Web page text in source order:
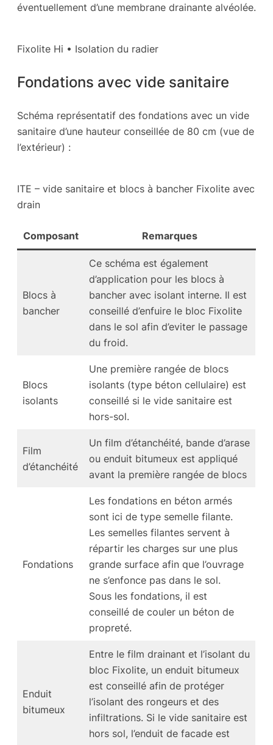
éventuellement d’une membrane drainante alvéolée.
Fixolite Hi • Isolation du radier
Fondations avec vide sanitaire
Schéma représentatif des fondations avec un vide
sanitaire d’une hauteur conseillée de 80 cm (vue de
l’extérieur) :
ITE – vide sanitaire et blocs à bancher Fixolite avec
drain
Composant Remarques
Blocs à
bancher
Ce schéma est également
d’application pour les blocs à
bancher avec isolant interne. Il est
conseillé d’enfuire le bloc Fixolite
dans le sol afin d’eviter le passage
du froid.
Blocs
isolants
Une première rangée de blocs
isolants (type béton cellulaire) est
conseillé si le vide sanitaire est
hors-sol.
Film
d’étanchéité
Un film d’étanchéité, bande d’arase
ou enduit bitumeux est appliqué
avant la première rangée de blocs
Fondations
Les fondations en béton armés
sont ici de type semelle filante.
Les semelles filantes servent à
répartir les charges sur une plus
grande surface afin que l’ouvrage
ne s’enfonce pas dans le sol.
Sous les fondations, il est
conseillé de couler un béton de
propreté.
Enduit
bitumeux
Entre le film drainant et l’isolant du
bloc Fixolite, un enduit bitumeux
est conseillé afin de protéger
l’isolant des rongeurs et des
infiltrations. Si le vide sanitaire est
hors sol, l’enduit de facade est